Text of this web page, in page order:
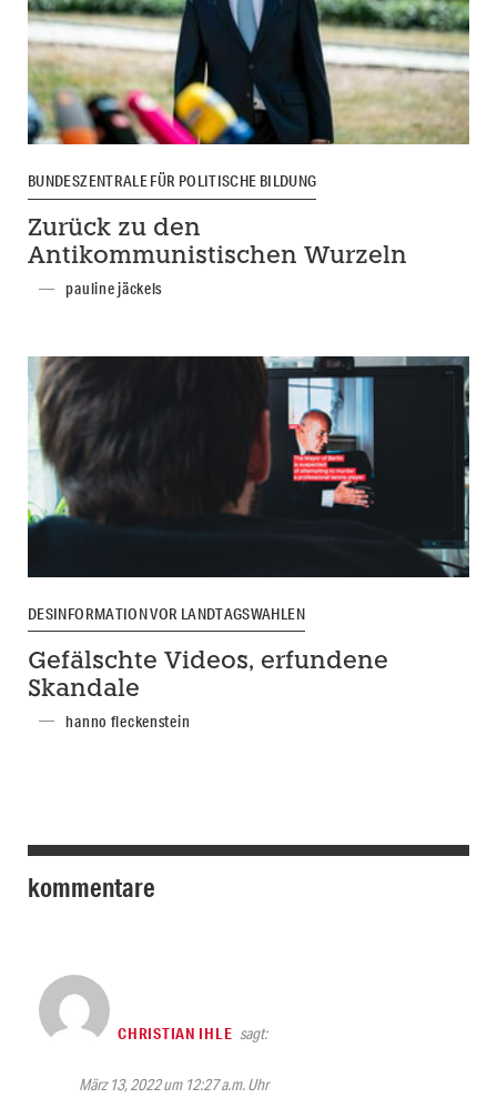
BUNDESZENTRALE FÜR POLITISCHE BILDUNG
Zurück zu den
Antikommunistischen Wurzeln
pauline jäckels
DESINFORMATION VOR LANDTAGSWAHLEN
Gefälschte Videos, erfundene
Skandale
hanno fleckenstein
kommentare
CHRISTIAN IHLE sagt:
März 13, 2022 um 12:27 a.m. Uhr